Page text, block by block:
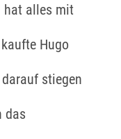
hat alles mit
Hugo
stiegen
das